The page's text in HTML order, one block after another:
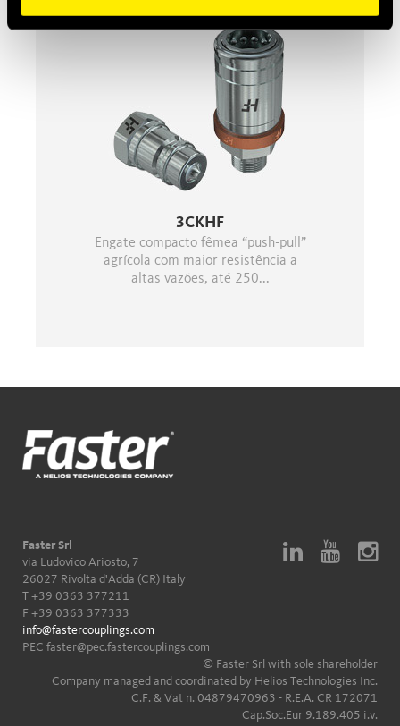
3CKHF
Engate compacto fêmea “push-pull”
agrícola com maior resistência a
altas vazões, até 250...
Faster Srl
via Ludovico Ariosto, 7
26027 Rivolta d'Adda (CR) Italy
T +39 0363 377211
F +39 0363 377333
info@fastercouplings.com
PEC faster@pec.fastercouplings.com
© Faster Srl with sole shareholder
Company managed and coordinated by Helios Technologies Inc.
C.F. & Vat n. 04879470963 - R.E.A. CR 172071
Cap.Soc.Eur 9.189.405 i.v.